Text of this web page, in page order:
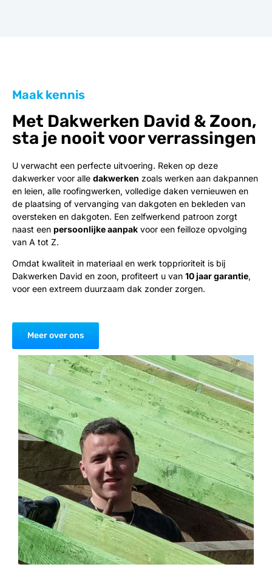
Maak kennis
Met Dakwerken David & Zoon,
sta je nooit voor verrassingen
U verwacht een perfecte uitvoering. Reken op deze
dakwerker voor alle dakwerken zoals werken aan dakpannen
en leien, alle roofingwerken, volledige daken vernieuwen en
de plaatsing of vervanging van dakgoten en bekleden van
oversteken en dakgoten. Een zelfwerkend patroon zorgt
naast een persoonlijke aanpak voor een feilloze opvolging
van A tot Z.
Omdat kwaliteit in materiaal en werk topprioriteit is bij
Dakwerken David en zoon, profiteert u van 10 jaar garantie,
voor een extreem duurzaam dak zonder zorgen.
Meer over ons